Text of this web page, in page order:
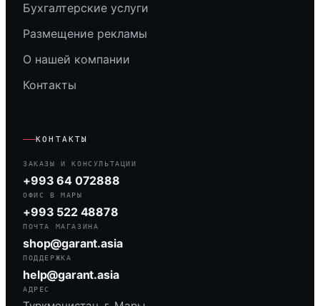
Бухгалтерские услуги
Размещение рекламы
О нашей компании
Контакты
КОНТАКТЫ
ЗАКАЗЫ И КОНСУЛЬТАЦИИ
+993 64 072888
ОФИС В МАРЫ
+993 522 48878
ПОЧТА МАГАЗИНА
shop@garant.asia
ПОДДЕРЖКА
help@garant.asia
АДРЕС